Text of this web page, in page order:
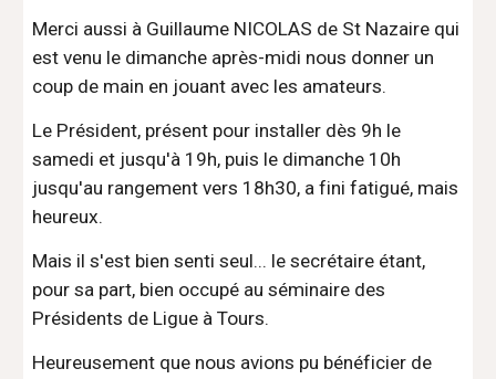
Merci aussi à Guillaume NICOLAS de St Nazaire qui
est venu le dimanche après-midi nous donner un
coup de main en jouant avec les amateurs.
Le Président, présent pour installer dès 9h le
samedi et jusqu'à 19h, puis le dimanche 10h
jusqu'au rangement vers 18h30, a fini fatigué, mais
heureux.
Mais il s'est bien senti seul... le secrétaire étant,
pour sa part, bien occupé au séminaire des
Présidents de Ligue à Tours.
Heureusement que nous avions pu bénéficier de